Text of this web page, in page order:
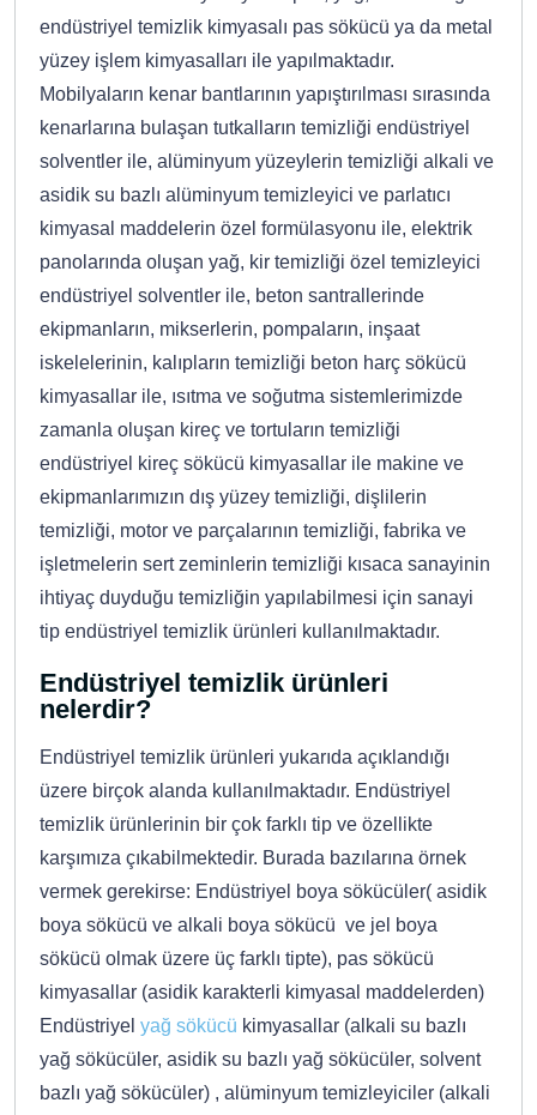
endüstriyel temizlik kimyasalı pas sökücü ya da metal
yüzey işlem kimyasalları ile yapılmaktadır.
Mobilyaların kenar bantlarının yapıştırılması sırasında
kenarlarına bulaşan tutkalların temizliği endüstriyel
solventler ile, alüminyum yüzeylerin temizliği alkali ve
asidik su bazlı alüminyum temizleyici ve parlatıcı
kimyasal maddelerin özel formülasyonu ile, elektrik
panolarında oluşan yağ, kir temizliği özel temizleyici
endüstriyel solventler ile, beton santrallerinde
ekipmanların, mikserlerin, pompaların, inşaat
iskelelerinin, kalıpların temizliği beton harç sökücü
kimyasallar ile, ısıtma ve soğutma sistemlerimizde
zamanla oluşan kireç ve tortuların temizliği
endüstriyel kireç sökücü kimyasallar ile makine ve
ekipmanlarımızın dış yüzey temizliği, dişlilerin
temizliği, motor ve parçalarının temizliği, fabrika ve
işletmelerin sert zeminlerin temizliği kısaca sanayinin
ihtiyaç duyduğu temizliğin yapılabilmesi için sanayi
tip endüstriyel temizlik ürünleri kullanılmaktadır.
Endüstriyel temizlik ürünleri
nelerdir?
Endüstriyel temizlik ürünleri yukarıda açıklandığı
üzere birçok alanda kullanılmaktadır. Endüstriyel
temizlik ürünlerinin bir çok farklı tip ve özellikte
karşımıza çıkabilmektedir. Burada bazılarına örnek
vermek gerekirse: Endüstriyel boya sökücüler( asidik
boya sökücü ve alkali boya sökücü ve jel boya
sökücü olmak üzere üç farklı tipte), pas sökücü
kimyasallar (asidik karakterli kimyasal maddelerden)
Endüstriyel yağ sökücü kimyasallar (alkali su bazlı
yağ sökücüler, asidik su bazlı yağ sökücüler, solvent
bazlı yağ sökücüler) , alüminyum temizleyiciler (alkali